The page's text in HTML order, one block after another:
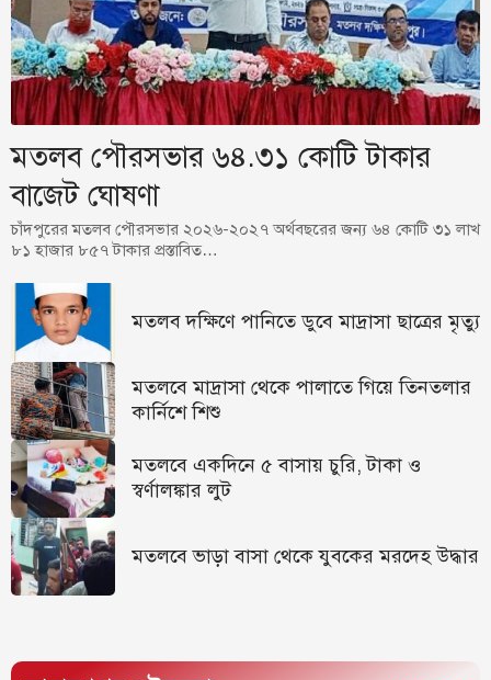
মতলব পৌরসভার ৬৪.৩১ কোটি টাকার
বাজেট ঘোষণা
চাঁদপুরের মতলব পৌরসভার ২০২৬-২০২৭ অর্থবছরের জন্য ৬৪ কোটি ৩১ লাখ
৮১ হাজার ৮৫৭ টাকার প্রস্তাবিত…
মতলব দক্ষিণে পানিতে ডুবে মাদ্রাসা ছাত্রের মৃত্যু
মতলবে মাদ্রাসা থেকে পালাতে গিয়ে তিনতলার
কার্নিশে শিশু
মতলবে একদিনে ৫ বাসায় চুরি, টাকা ও
স্বর্ণালঙ্কার লুট
মতলবে ভাড়া বাসা থেকে যুবকের মরদেহ উদ্ধার